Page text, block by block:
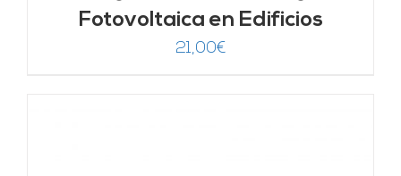
Fotovoltaica en Edificios
21,00€